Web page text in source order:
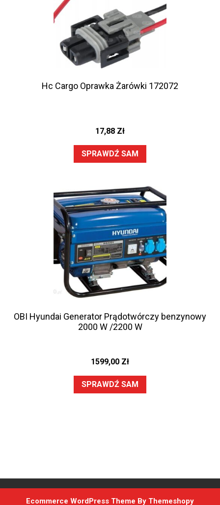
Hc Cargo Oprawka Żarówki 172072
17,88 Zł
SPRAWDŹ SAM
OBI Hyundai Generator Prądotwórczy benzynowy
2000 W /2200 W
1599,00 Zł
SPRAWDŹ SAM
Ecommerce WordPress Theme By Themeshopy